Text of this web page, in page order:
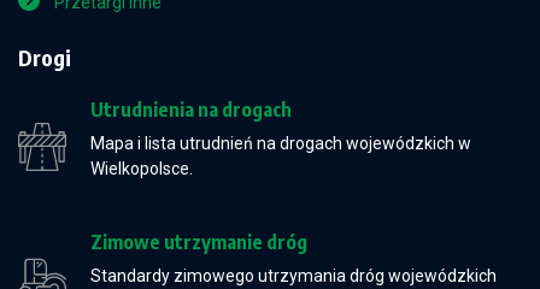
Drogi
Utrudnienia na drogach
Mapa i lista utrudnień na drogach wojewódzkich w
Wielkopolsce.
Zimowe utrzymanie dróg
Standardy zimowego utrzymania dróg wojewódzkich